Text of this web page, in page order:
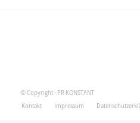
© Copyright - PR KONSTANT
Kontakt
Impressum